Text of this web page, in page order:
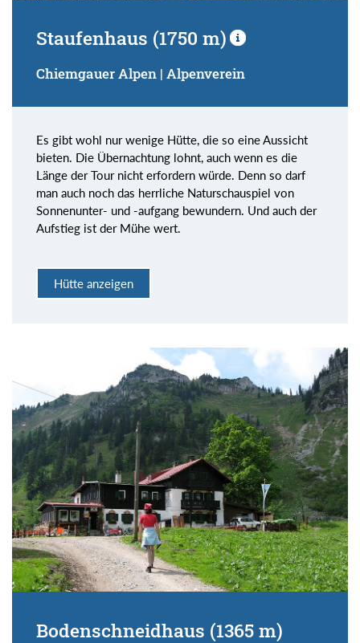
Staufenhaus (1750 m)
Chiemgauer Alpen | Alpenverein
Es gibt wohl nur wenige Hütte, die so eine Aussicht
bieten. Die Übernachtung lohnt, auch wenn es die
Länge der Tour nicht erfordern würde. Denn so darf
man auch noch das herrliche Naturschauspiel von
Sonnenunter- und -aufgang bewundern. Und auch der
Aufstieg ist der Mühe wert.
Hütte anzeigen
Bodenschneidhaus (1365 m)